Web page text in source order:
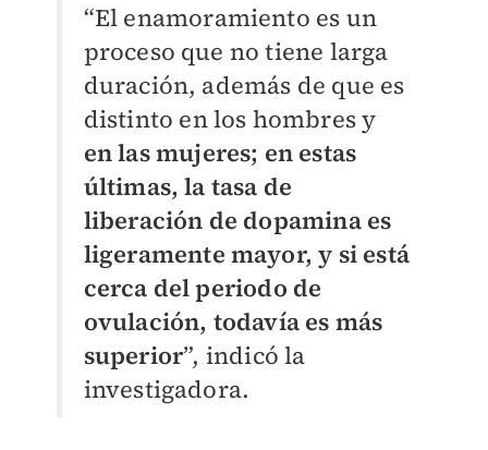
“El enamoramiento es un
proceso que no tiene larga
duración, además de que es
distinto en los hombres y
en las mujeres; en estas
últimas, la tasa de
liberación de dopamina es
ligeramente mayor, y si está
cerca del periodo de
ovulación, todavía es más
superior”, indicó la
investigadora.